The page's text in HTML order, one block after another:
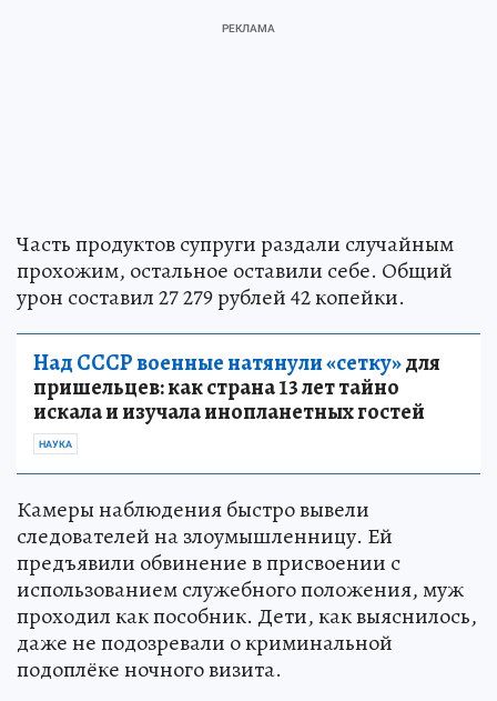
Часть продуктов супруги раздали случайным
прохожим, остальное оставили себе. Общий
урон составил 27 279 рублей 42 копейки.
Над СССР военные натянули «сетку»для
пришельцев: как страна 13 лет тайно
искала и изучала инопланетных гостей
НАУКА
Камеры наблюдения быстро вывели
следователей на злоумышленницу. Ей
предъявили обвинение в присвоении с
использованием служебного положения, муж
проходил как пособник. Дети, как выяснилось,
даже не подозревали о криминальной
подоплёке ночного визита.